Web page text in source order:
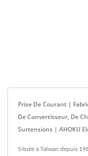
Prise De Courant |
De Convertisseur, De
Surtensions | AHOKU
Située à Taïwan depuis